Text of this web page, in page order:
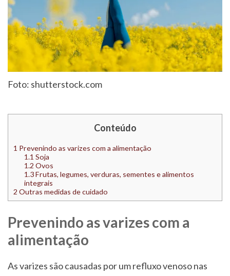
Foto: shutterstock.com
Conteúdo
1 Prevenindo as varizes com a alimentação
1.1 Soja
1.2 Ovos
1.3Frutas, legumes, verduras, sementes e alimentos
integrais
2 Outras medidas de cuidado
Prevenindo as varizes com a
alimentação
As varizes são causadas por um refluxo venoso nas